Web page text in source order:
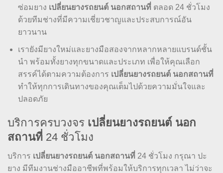
ซ่อมยาง เปลี่ยนยางรถยนต์ นอกสถานที่ ตลอด 24 ชั่วโมง
ด้วยทีมช่างที่มีความเชี่ยวชาญและประสบการณ์อัน
ยาวนาน
เรายังมียางใหม่และยางมือสองจากหลากหลายแบรนด์ชั้น
นำ พร้อมทั้งยางทุกขนาดและประเภท เพื่อให้คุณเลือก
สรรค์ได้ตามความต้องการ เปลี่ยนยางรถยนต์ นอกสถานที่
ทำให้ทุกการเดินทางของคุณเต็มไปด้วยความมั่นใจและ
ปลอดภัย
บริการครบวงจร เปลี่ยนยางรถยนต์ นอก
สถานที่ 24 ชั่วโมง
บริการ เปลี่ยนยางรถยนต์ นอกสถานที่ 24 ชั่วโมง กรุณา ปะ
ยาง มีทีมงานช่างมืออาชีพที่พร้อมให้บริการทุกเวลา ไม่ว่าจะ